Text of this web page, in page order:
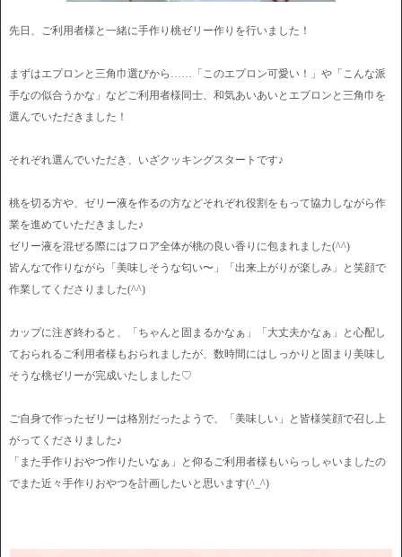
先日、ご利用者様と一緒に手作り桃ゼリー作りを行いました！
まずはエプロンと三角巾選びから……「このエプロン可愛い！」や「こんな派
手なの似合うかな」などご利用者様同士、和気あいあいとエプロンと三角巾を
選んでいただきました！
それぞれ選んでいただき、いざクッキングスタートです♪
桃を切る方や、ゼリー液を作るの方などそれぞれ役割をもって協力しながら作
業を進めていただきました♪
ゼリー液を混ぜる際にはフロア全体が桃の良い香りに包まれました(^^)
皆んなで作りながら「美味しそうな匂い〜」「出来上がりが楽しみ」と笑顔で
作業してくださりました(^^)
カップに注ぎ終わると、「ちゃんと固まるかなぁ」「大丈夫かなぁ」と心配し
ておられるご利用者様もおられましたが、数時間にはしっかりと固まり美味し
そうな桃ゼリーが完成いたしました♡
ご自身で作ったゼリーは格別だったようで、「美味しい」と皆様笑顔で召し上
がってくださりました♪
「また手作りおやつ作りたいなぁ」と仰るご利用者様もいらっしゃいましたの
でまた近々手作りおやつを計画したいと思います(^_^)